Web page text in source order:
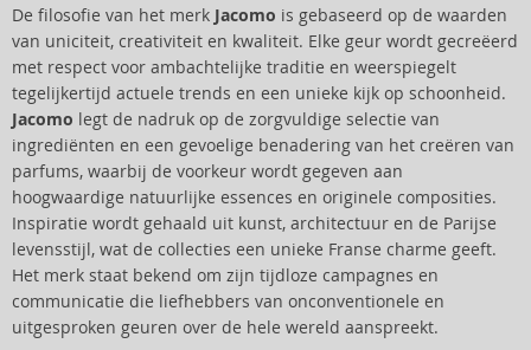
De filosofie van het merk Jacomo is gebaseerd op de waarden
van uniciteit, creativiteit en kwaliteit. Elke geur wordt gecreëerd
met respect voor ambachtelijke traditie en weerspiegelt
tegelijkertijd actuele trends en een unieke kijk op schoonheid.
Jacomo legt de nadruk op de zorgvuldige selectie van
ingrediënten en een gevoelige benadering van het creëren van
parfums, waarbij de voorkeur wordt gegeven aan
hoogwaardige natuurlijke essences en originele composities.
Inspiratie wordt gehaald uit kunst, architectuur en de Parijse
levensstijl, wat de collecties een unieke Franse charme geeft.
Het merk staat bekend om zijn tijdloze campagnes en
communicatie die liefhebbers van onconventionele en
uitgesproken geuren over de hele wereld aanspreekt.